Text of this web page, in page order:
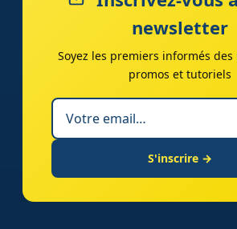
newsletter
Soyez les premiers informés des
promos et tutoriels
S'inscrire →